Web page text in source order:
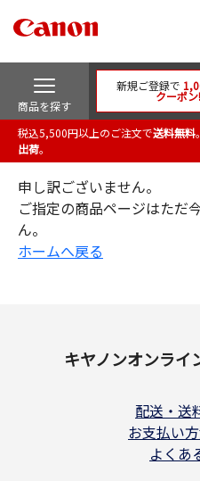
商品を探す
新規ご登録で
クーポン!
税込5,500円以上のご注文で送料無料
出荷。
申し訳ございません。
ご指定の商品ページはただ
ん。
ホームへ戻る
キヤノンオンライ
配送・送
お支払い
よくあ